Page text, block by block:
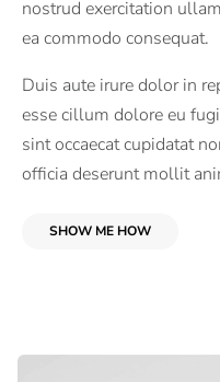
nostrud exercitation
ea commodo consequat.
Duis aute irure dolor in
esse cillum dolore eu
sint occaecat cupidatat
officia deserunt mollit
SHOW ME HOW